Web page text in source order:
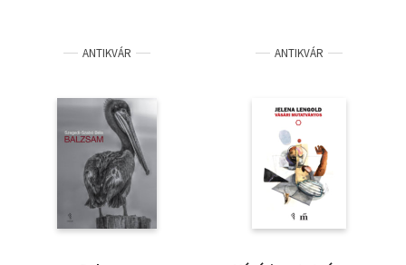
ANTIKVÁR ANTIKVÁR